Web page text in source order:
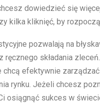
dowiedzieć się
kilka kliknięć, by
pozwalają na
ręcznego składania
chcą efektywnie
rynku. Jeżeli chcesz
osiągnąć sukces w